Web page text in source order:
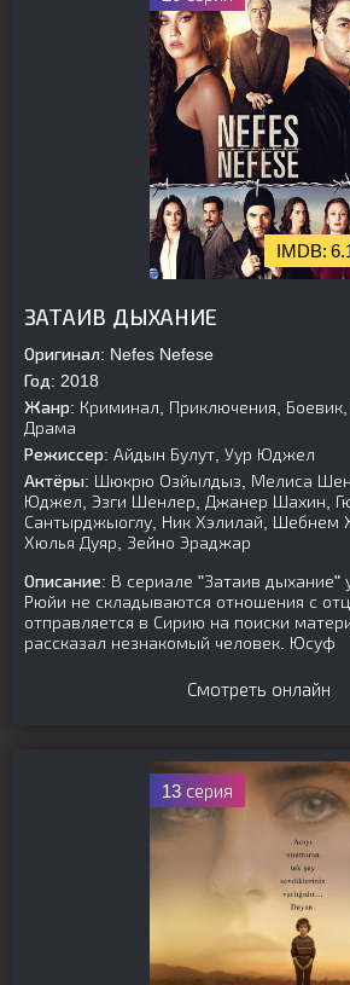
ЗАТАИВ ДЫХАНИЕ
Оригинал: Nefes Nefese
Год: 2018
Жанр: Криминал, Приключения,
Драма
Режиссер: Айдын Булут, Уур Юджел
Актёры: Шюкрю Озйылдыз, Мелиса
Юджел, Эзги Шенлер, Джанер Шахин,
Сантырджыоглу, Ник Хэлилай, Шебнем
Хюлья Дуяр, Зейно Эраджар
Описание: В сериале "Затаив дыхание"
Рюйи не складываются отношения с
отправляется в Сирию на поиски
рассказал незнакомый человек. Юсуф
Смотреть онлайн
13 серия